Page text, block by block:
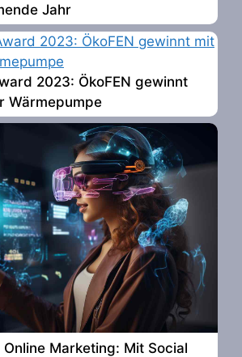
Jahr
2023: ÖkoFEN gewinnt
Wärmepumpe
Marketing: Mit Social